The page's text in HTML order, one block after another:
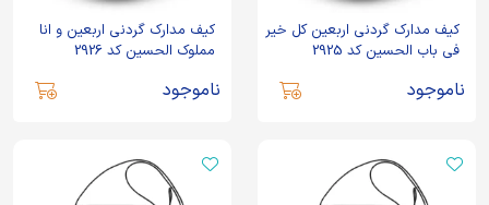
کیف مدارک گردنی اربعین کل خیر
فی باب الحسین کد 2925
ناموجود
کیف مدارک گردنی اربعین و انا
مملوک الحسین کد 2926
ناموجود